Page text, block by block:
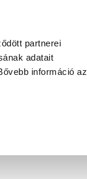
partnerei
adatait
információ az